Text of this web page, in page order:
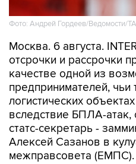
Фото: Андрей Гордеев/Ведомости/
Москва. 6 августа.
отсрочки и рассрочки
качестве одной из
предпринимателей, чьи
логистических
вследствие БПЛА-
статс-секретарь -
Алексей Сазанов в
межправсовета (ЕМПС).